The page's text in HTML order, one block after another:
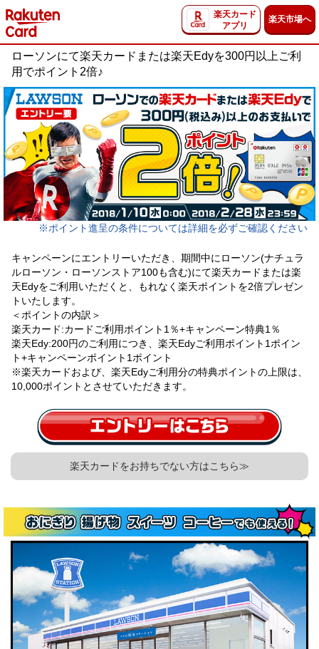
楽天カード
アプリ
楽天市場へ
ローソンにて楽天カードまたは楽天Edyを300円以上ご利
用でポイント2倍♪
※ポイント進呈の条件については詳細を必ずご確認ください
キャンペーンにエントリーいただき、期間中にローソン(ナチュラ
ルローソン・ローソンストア100も含む)にて楽天カードまたは楽
天Edyをご利用いただくと、もれなく楽天ポイントを2倍プレゼン
トいたします。
＜ポイントの内訳＞
楽天カード:カードご利用ポイント1％+キャンペーン特典1％
楽天Edy:200円のご利用につき、楽天Edyご利用ポイント1ポイン
ト+キャンペーンポイント1ポイント
※楽天カードおよび、楽天Edyご利用分の特典ポイントの上限は、
10,000ポイントとさせていただきます。
楽天カードをお持ちでない方はこちら≫